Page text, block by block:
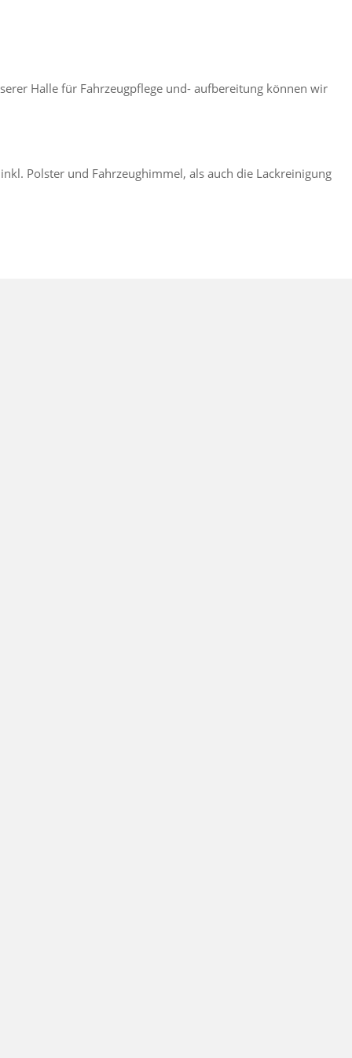
Halle für Fahrzeugpflege und- aufbereitung können wir
Polster und Fahrzeughimmel, als auch die Lackreinigung